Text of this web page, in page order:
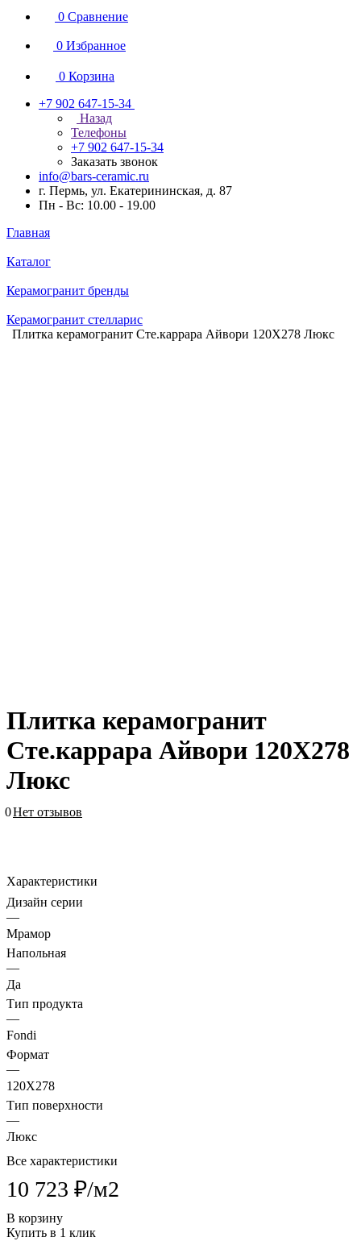
0 Сравнение
0 Избранное
0 Корзина
+7 902 647-15-34
Назад
Телефоны
+7 902 647-15-34
Заказать звонок
info@bars-ceramic.ru
г. Пермь, ул. Екатерининская, д. 87
Пн - Вс: 10.00 - 19.00
Главная
Каталог
Керамогранит бренды
Керамогранит стелларис
Плитка керамогранит Сте.каррара Айвори 120X278 Люкс
Плитка керамогранит
Сте.каррара Айвори 120X278
Люкс
0Нет отзывов
Характеристики
Дизайн серии
—
Мрамор
Напольная
—
Да
Тип продукта
—
Fondi
Формат
—
120X278
Тип поверхности
—
Люкс
Все характеристики
10 723 ₽/м2
В корзину
Купить в 1 клик